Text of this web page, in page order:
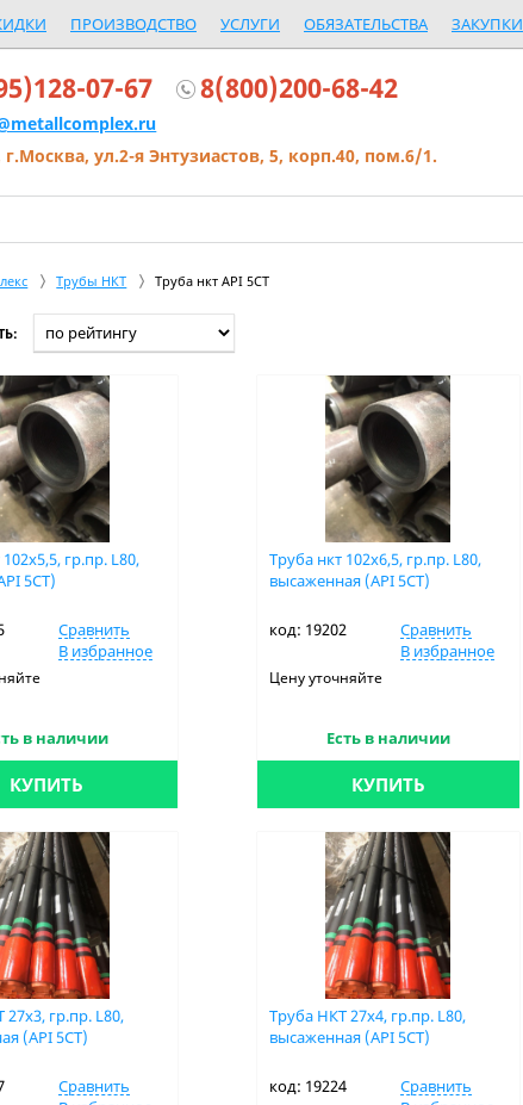
Трубы НКТ Труба нкт API 5CT
гр.пр. L80,
5CT)
Сравнить
В избранное
в наличии
КУПИТЬ
Труба нкт 102x6,5, гр.пр. L80,
высаженная (API 5CT)
код: 19202
Сравнить
В избранное
Цену уточняйте
Есть в наличии
КУПИТЬ
гр.пр. L80,
(API 5CT)
Сравнить
Труба НКТ 27х4, гр.пр. L80,
высаженная (API 5CT)
код: 19224
Сравнить
ПРОИЗВОДСТВО УСЛУГИ ОБЯЗАТЕЛЬСТВА ЗАКУПКИ
07-67 8(800)200-68-42
г.Москва, ул.2-я Энтузиастов, 5, корп.40, пом.6/1.